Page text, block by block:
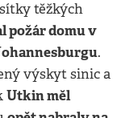
těžkých
požár domu v
.
výskyt sinic a
Utkin měl